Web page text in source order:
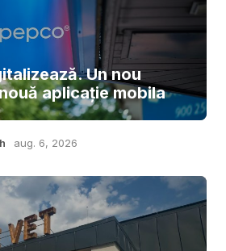
Un nou
aplicație mobila
aug. 6, 2026